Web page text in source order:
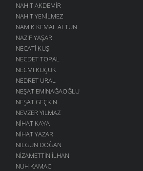
NAHIT AKDEMIR
NAHIT YENILMEZ
NAMIK KEMAL ALTUN
NAZIF YAŞAR
NECATI KUŞ
NECDET TOPAL
NECMI KÜÇÜK
NEDRET URAL
NEŞAT EMINAĞAOĞLU
NEŞAT GEÇKIN
NEVZER YILMAZ
NIHAT KAYA
NIHAT YAZAR
NILGÜN DOĞAN
NIZAMETTIN İLHAN
NUH KAMACI